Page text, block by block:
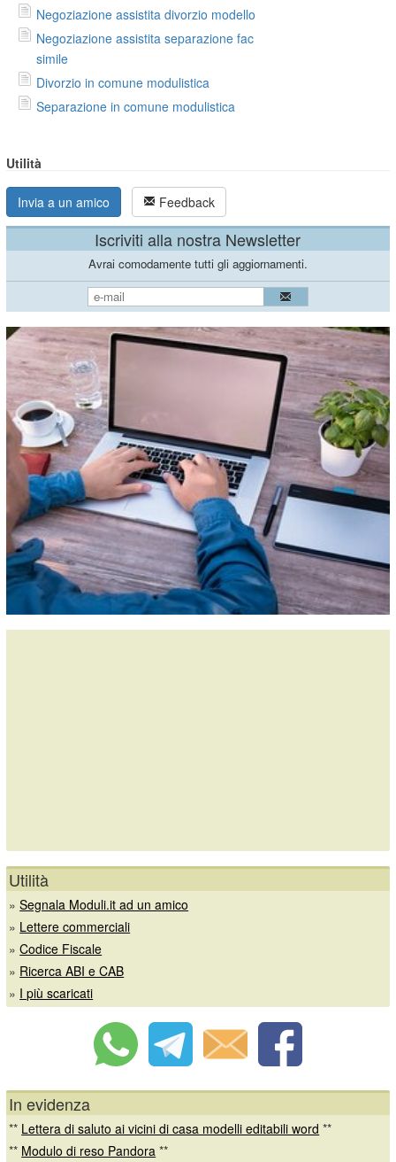
Negoziazione assistita divorzio modello
Negoziazione assistita separazione fac
simile
Divorzio in comune modulistica
Separazione in comune modulistica
Utilità
Invia a un amico Feedback
Iscriviti alla nostra Newsletter
Avrai comodamente tutti gli aggiornamenti.
Utilità
»Segnala Moduli.it ad un amico
» Lettere commerciali
»Codice Fiscale
» Ricerca ABI e CAB
» I più scaricati
In evidenza
** Lettera di saluto ai vicini di casa modelli editabili word **
** Modulo di reso Pandora **